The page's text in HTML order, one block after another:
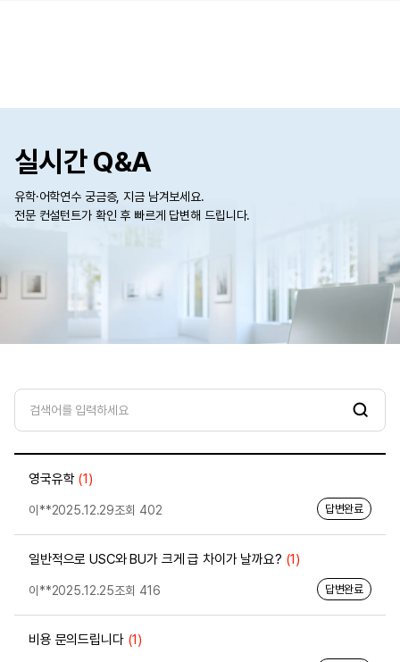
실시간 Q&A
유학·어학연수 궁금증, 지금 남겨보세요.
전문 컨설턴트가 확인 후 빠르게 답변해 드립니다.
검
색
영국유학 (1)
이**2025.12.29조회 402 답변완료
일반적으로 USC와 BU가 크게 급 차이가 날까요? (1)
이**2025.12.25조회 416 답변완료
비용 문의드립니다 (1)